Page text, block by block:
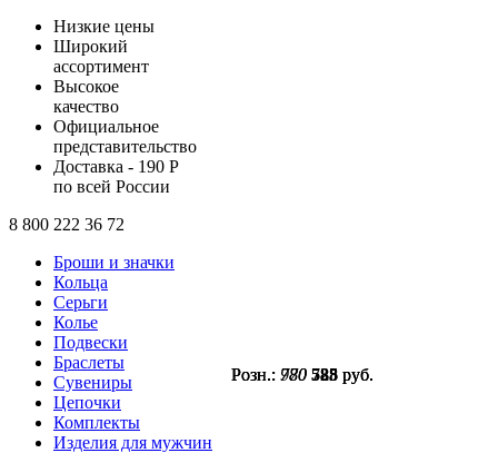
Розн.: 780 585 руб.
Розн.: 780 585 руб.
Розн.: 970 728 руб.
Низкие цены
Широкий
ассортимент
Высокое
качество
Официальное
представительство
Доставка - 190 Р
по всей России
8 800 222 36 72
Броши и значки
Кольца
Серьги
Колье
Подвески
Браслеты
Сувениры
Цепочки
Комплекты
Изделия для мужчин